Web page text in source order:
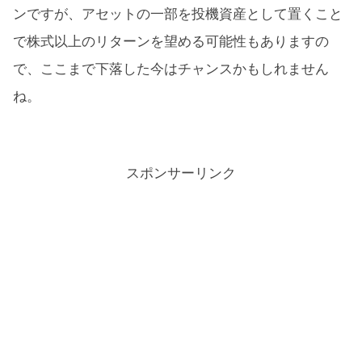
ンですが、アセットの一部を投機資産として置くこと
で株式以上のリターンを望める可能性もありますの
で、ここまで下落した今はチャンスかもしれません
ね。
スポンサーリンク